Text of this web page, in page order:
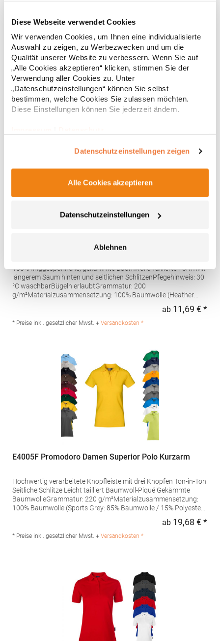
Diese Webseite verwendet Cookies
Wir verwenden Cookies, um Ihnen eine individualisierte
Auswahl zu zeigen, zu Werbezwecken und um die
Qualität unserer Website zu verbessern. Wenn Sie auf
„Alle Cookies akzeptieren“ klicken, stimmen Sie der
Verwendung aller Cookies zu. Unter
„Datenschutzeinstellungen“ können Sie selbst
bestimmen, welche Cookies Sie zulassen möchten.
Diese Einstellungen können Sie jederzeit ändern.
Datenschutzeinstellungen zeigen
Alle Cookies akzeptieren
Datenschutzeinstellungen
Ablehnen
Tailliertes Kurzarm-Poloshirt für Damen aus zertifizierter Bio-
Baumwolle Kragen und Ärmelbündchen aus 1x1-Rippe
Knopfleiste mit zwei Knöpfen Verstärkte Nahtabdeckung am
Kragen Seitenschlitze am Saum Herausreißbares
LabelPfegehinweis: 40 °C waschbarBügeln erlaubtGrammatur:
210 g/m²Materialzusammensetzung: 100% Baumwolle (Heather
Grey: 85% Baumwolle / 15% Viskose)Angaben zur
Spanien E-Mail: info@gorfactory.es
ab12,55 € *
* Preise inkl. gesetzlicher Mwst. +Versandkosten *
AQ020 Asquith & Fox Damen klassisches Polo
100% ringgesponnene, gekämmte Baumwolle Taillierte Form Mit
längerem Saum hinten und seitlichen SchlitzenPfegehinweis: 30
°C waschbarBügeln erlaubtGrammatur: 200
g/m²Materialzusammensetzung: 100% Baumwolle (Heather
Naas Road Bus. Park Naas Road Dublin D12 ER80 ROI Irland E-
ab 11,69 € *
* Preise inkl. gesetzlicher Mwst. + Versandkosten *
E4005F Promodoro Damen Superior Polo Kurzarm
Hochwertig verarbeitete Knopfleiste mit drei Knöpfen Ton-in-Ton
Seitliche Schlitze Leicht tailliert Baumwoll-Piqué Gekämmte
BaumwolleGrammatur: 220 g/m²Materialzusammensetzung:
100% Baumwolle (Sports Grey: 85% Baumwolle / 15% Polyester),
Produktsicherheit: Herst.-Nr.: 4005FHersteller: Promodoro
Fashion GmbH Am Gatherhof 57 40472 Düsseldorf Deutschland
ab 19,68 € *
* Preise inkl. gesetzlicher Mwst. + Versandkosten *